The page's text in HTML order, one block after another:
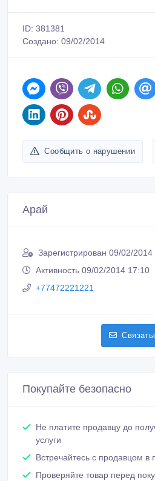
ID: 381381
Создано: 09/02/2014
Сообщить о нарушении
Арай
Зарегистрирован 09/02/2014
Активность 09/02/2014 17:10
+77472221221
Покупайте безопасно
Не платите продавцу до
услуги
Встречайтесь с продавцом в
Проверяйте товар перед